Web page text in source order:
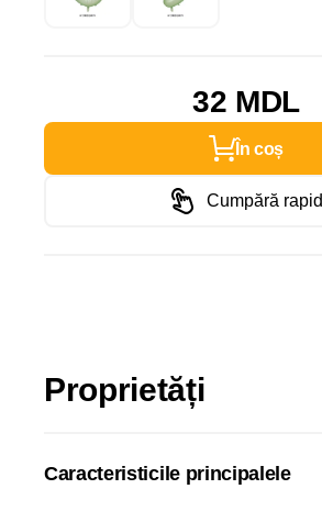
32 MDL
În coș
Cumpără rapid
Proprietăți
Caracteristicile principalele